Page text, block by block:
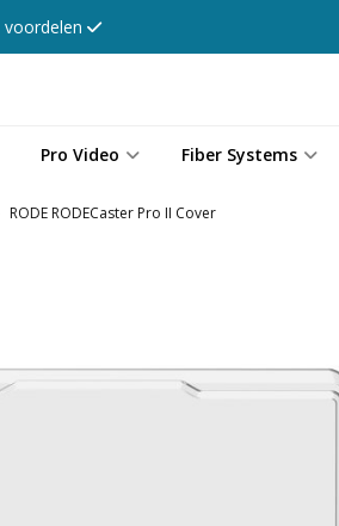
Pro Video Fiber Systems
RODE RODECaster Pro II Cover